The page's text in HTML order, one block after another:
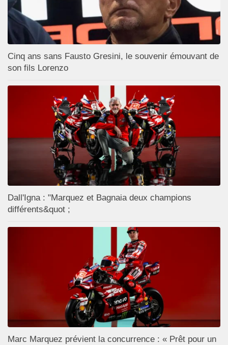
Cinq ans sans Fausto Gresini, le souvenir émouvant de
son fils Lorenzo
Dall'Igna : "Marquez et Bagnaia deux champions
différents&quot ;
Marc Marquez prévient la concurrence : « Prêt pour un